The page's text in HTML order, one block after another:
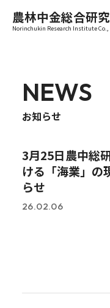
農林中金総合研
Norinchukin Research Institute Co.,
NEWS
お知らせ
3月25日農中総
ける「海業」の
らせ
26.02.06